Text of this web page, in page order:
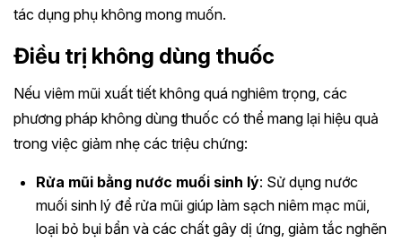
tác dụng phụ không mong muốn.
Điều trị không dùng thuốc
Nếu viêm mũi xuất tiết không quá nghiêm trọng, các
phương pháp không dùng thuốc có thể mang lại hiệu quả
trong việc giảm nhẹ các triệu chứng:
Rửa mũi bằng nước muối sinh lý: Sử dụng nước
muối sinh lý để rửa mũi giúp làm sạch niêm mạc mũi,
loại bỏ bụi bẩn và các chất gây dị ứng, giảm tắc nghẽn